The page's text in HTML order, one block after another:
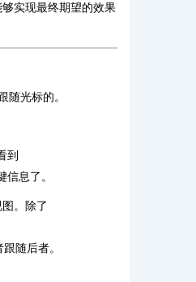
实现最终期望的效果
随光标的。
到
息了。
图。除了
随后者。